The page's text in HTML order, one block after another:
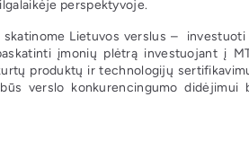
perspektyvoje.
skatinome Lietuvos verslus –
įmonių plėtrą investuojant į
produktų ir technologijų
verslo konkurencingumo